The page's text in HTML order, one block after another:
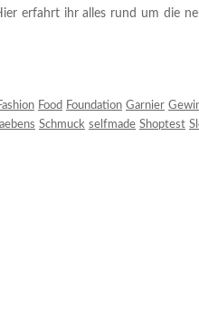
erfahrt ihr alles rund um die
Food Foundation Garnier
Schmuck selfmade Shoptest